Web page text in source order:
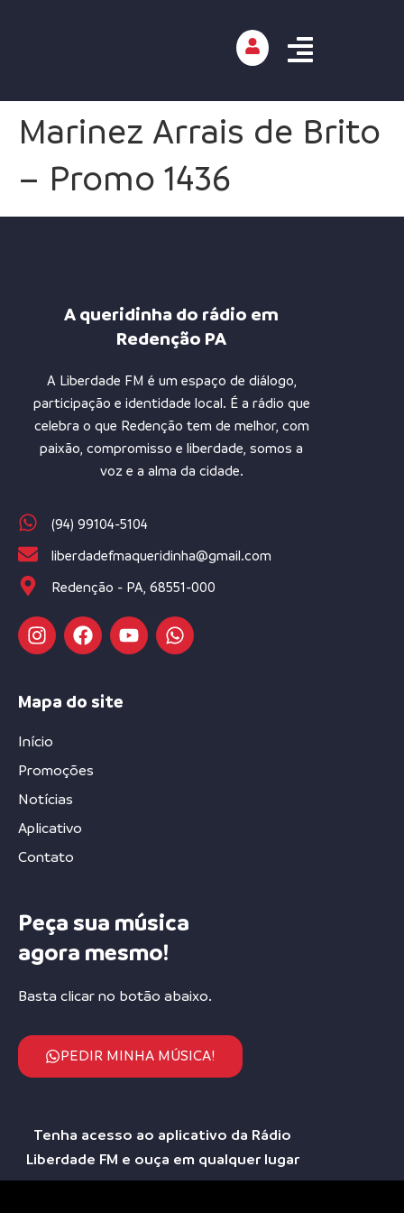
Marinez Arrais de Brito
– Promo 1436
A queridinha do rádio em
Redenção PA
A Liberdade FM é um espaço de diálogo,
participação e identidade local. É a rádio que
celebra o que Redenção tem de melhor, com
paixão, compromisso e liberdade, somos a
voz e a alma da cidade.
(94) 99104-5104
liberdadefmaqueridinha@gmail.com
Redenção - PA, 68551-000
Mapa do site
Início
Promoções
Notícias
Aplicativo
Contato
Peça sua música
agora mesmo!
Basta clicar no botão abaixo.
PEDIR MINHA MÚSICA!
Tenha acesso ao aplicativo da Rádio
Liberdade FM e ouça em qualquer lugar